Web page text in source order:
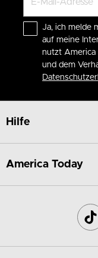
Ja, ich melde
auf meine
nutzt America
und dem
Hilfe
America Today